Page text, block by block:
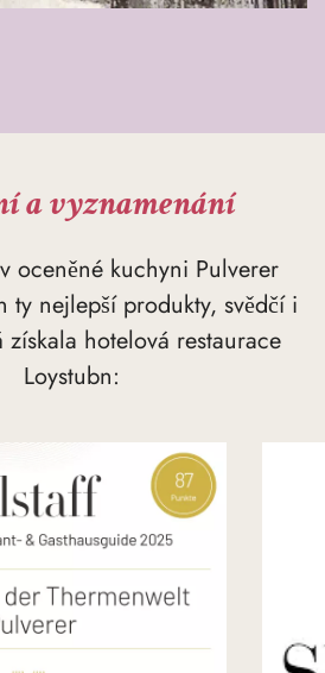
a vyznamenání
oceněné kuchyni Pulverer
ty nejlepší produkty, svědčí i
hotelová restaurace
Loystubn: